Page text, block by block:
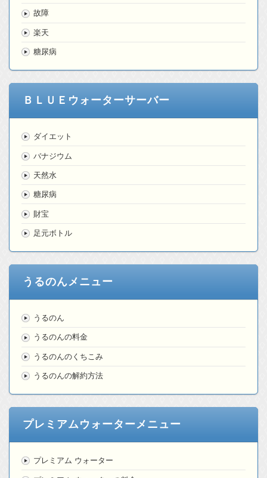
故障
楽天
糖尿病
ＢＬＵＥウォーターサーバー
ダイエット
バナジウム
天然水
糖尿病
財宝
足元ボトル
うるのんメニュー
うるのん
うるのんの料金
うるのんのくちこみ
うるのんの解約方法
プレミアムウォーターメニュー
プレミアム ウォーター